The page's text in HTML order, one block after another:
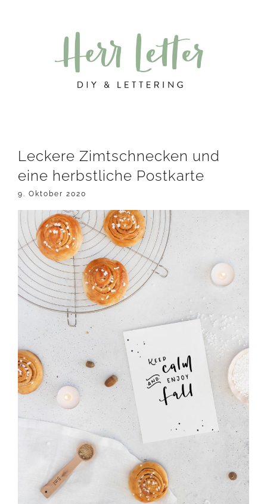
Leckere Zimtschnecken und
eine herbstliche Postkarte
9. Oktober 2020